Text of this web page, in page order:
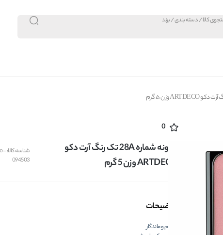
0
رژگونه شماره 28A تک رنگ آرت دکو
ARTDECO وزن 5 گرم
شناسه کالا:
094503
توضیحات
بادوام و ماندگار